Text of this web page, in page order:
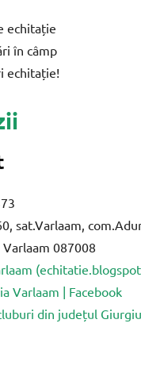
echitație
în câmp
echitație!
sat.Varlaam,
087008
Varlaam | Facebook
din județul Giurgiu